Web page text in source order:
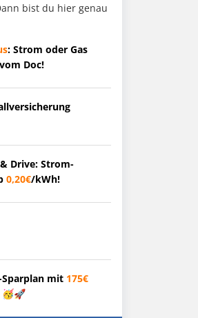
bist du hier genau
: Strom oder Gas
vom Doc!
Drive: Strom-
0,20€/kWh!
Sparplan mit 175€
🥳🚀